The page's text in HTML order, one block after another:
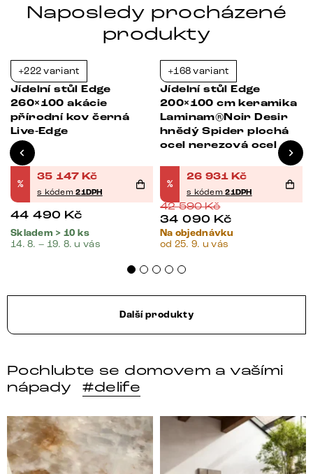
Naposledy procházené
produkty
+222 variant
Jídelní stůl Edge
260×100 akácie
přírodní kov černá
Live-Edge
%
35 147 Kč
s kódem21DPH
44 490 Kč
Skladem > 10 ks
14. 8. – 19. 8. u vás
+168 variant
Jídelní stůl Edge
200×100 cm keramika
Laminam®Noir Desir
hnědý Spider plochá
ocel nerezová ocel
%
26 931 Kč
s kódem21DPH
42 590Kč
34 090 Kč
Na objednávku
od 25. 9. u vás
Další produkty
Pochlubte se domovem a vašími
nápady
#delife
DELIFE – Nábytek, který promění dům v domov. Domo
Místo, kam se budeš těšit